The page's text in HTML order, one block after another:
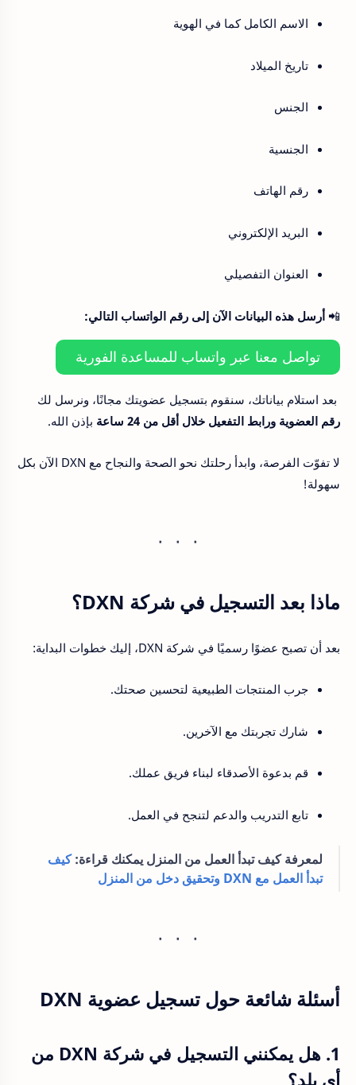
الاسم الكامل كما في الهوية
تاريخ الميلاد
الجنس
الجنسية
رقم الهاتف
البريد الإلكتروني
العنوان التفصيلي
📲 أرسل هذه البيانات الآن إلى رقم الواتساب التالي:
تواصل معنا عبر واتساب للمساعدة الفورية
بعد استلام بياناتك، سنقوم بتسجيل عضويتك مجانًا، ونرسل لك
رقم العضوية ورابط التفعيل خلال أقل من 24 ساعة
بإذن الله.
لا تفوّت الفرصة، وابدأ رحلتك نحو الصحة والنجاح مع DXN الآن بكل
سهولة!
ماذا بعد التسجيل في شركة DXN؟
بعد أن تصبح عضوًا رسميًا في شركة DXN، إليك خطوات البداية:
جرب المنتجات الطبيعية لتحسين صحتك.
شارك تجربتك مع الآخرين.
قم بدعوة الأصدقاء لبناء فريق عملك.
تابع التدريب والدعم لتنجح في العمل.
لمعرفة كيف تبدأ العمل من المنزل يمكنك قراءة:كيف
تبدأ العمل مع DXN وتحقيق دخل من المنزل
أسئلة شائعة حول تسجيل عضوية DXN
1. هل يمكنني التسجيل في شركة DXN من
أي بلد؟